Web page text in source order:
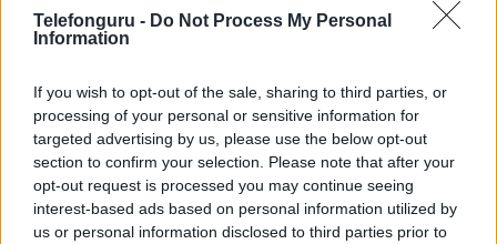
Telefonguru - Do Not Process My Personal
Information
If you wish to opt-out of the sale, sharing to third parties, or
processing of your personal or sensitive information for
targeted advertising by us, please use the below opt-out
section to confirm your selection. Please note that after your
opt-out request is processed you may continue seeing
interest-based ads based on personal information utilized by
us or personal information disclosed to third parties prior to
Euro Gsm
267.000 Ft (új)